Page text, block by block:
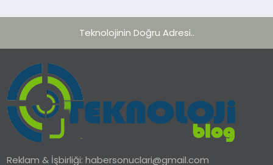
Teknolojinin Doğru Adresi..
Reklam & İşbirliği:habersonuclari@gmail.com